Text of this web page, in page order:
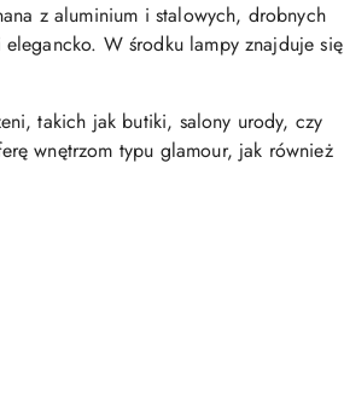
z aluminium i stalowych, drobnych
elegancko. W środku lampy znajduje się
takich jak butiki, salony urody, czy
wnętrzom typu glamour, jak również